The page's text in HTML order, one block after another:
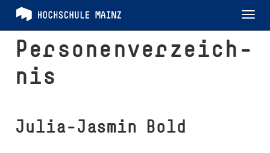
Per­so­nen­ver­zeich­
nis
Julia-Jasmin Bold